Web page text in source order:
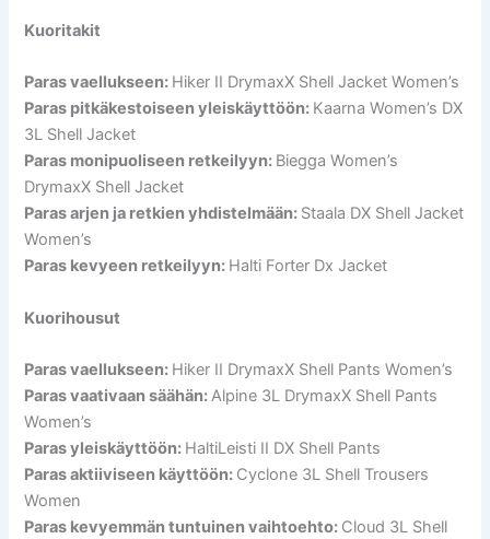
Kuoritakit
Paras vaellukseen: Hiker II DrymaxX Shell Jacket Women’s
Paras pitkäkestoiseen yleiskäyttöön: Kaarna Women’s DX
3L Shell Jacket
Paras monipuoliseen retkeilyyn: Biegga Women’s
DrymaxX Shell Jacket
Paras arjen ja retkien yhdistelmään: Staala DX Shell Jacket
Women’s
Paras kevyeen retkeilyyn: Halti Forter Dx Jacket
Kuorihousut
Paras vaellukseen: Hiker II DrymaxX Shell Pants Women’s
Paras vaativaan säähän:Alpine 3L DrymaxX Shell Pants
Women’s
Paras yleiskäyttöön: HaltiLeisti II DX Shell Pants
Paras aktiiviseen käyttöön: Cyclone 3L Shell Trousers
Women
Paras kevyemmän tuntuinen vaihtoehto: Cloud 3L Shell